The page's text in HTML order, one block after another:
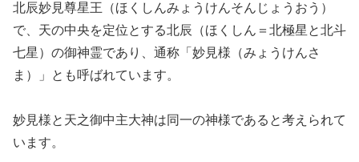
北辰妙見尊星王（ほくしんみょうけんそんじょうおう）
で、天の中央を定位とする北辰（ほくしん＝北極星と北斗
七星）の御神霊であり、通称「妙見様（みょうけんさ
ま）」とも呼ばれています。
妙見様と天之御中主大神は同一の神様であると考えられて
います。